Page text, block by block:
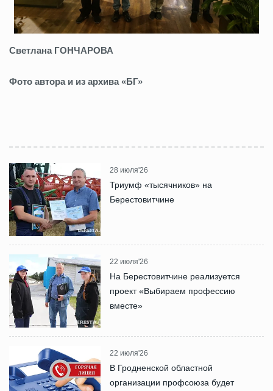
Светлана ГОНЧАРОВА
Фото автора и из архива «БГ»
28 июля'26
Триумф «тысячников» на
Берестовитчине
22 июля'26
На Берестовитчине реализуется
проект «Выбираем профессию
вместе»
22 июля'26
В Гродненской областной
организации профсоюза будет